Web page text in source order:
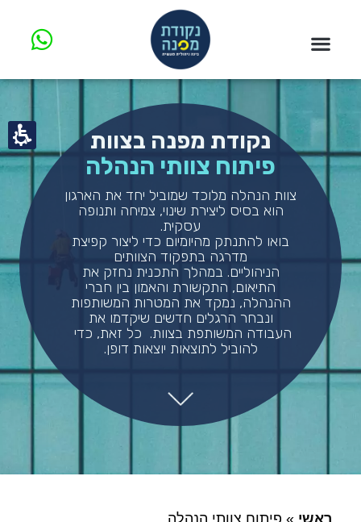
לחץ
לאזור
מרכזי
נקודת מפנה בצוות​
פיתוח צוותי הנהלה​
צוות הנהלה מלוכד שמוביל יחד את הארגון
הוא בסיס ליצירת שינוי, צמיחה ותנופה
עסקית.
בואו להתנתק מהיומיום כדי ליצור קפיצת
מדרגה בתפקוד הצוותים
הניהוליים. במהלך התכנית נחזק את
התיאום, התקשורת והאמון בין חברי
ההנהלה, נמקד את המטרות המשותפות
ונבחר הרגלים חדשים שיקדמו את
העבודה המשותפת בצוות. כל זאת, כדי
להוביל לתוצאות יוצאות דופן.